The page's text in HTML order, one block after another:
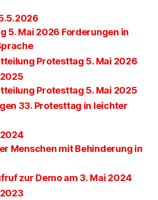
5. Mai 2026 Forderungen in
Protesttag 5. Mai 2026
Protesttag 5. Mai 2025
33. Protesttag in leichter
Menschen mit Behinderung in
zur Demo am 3. Mai 2024